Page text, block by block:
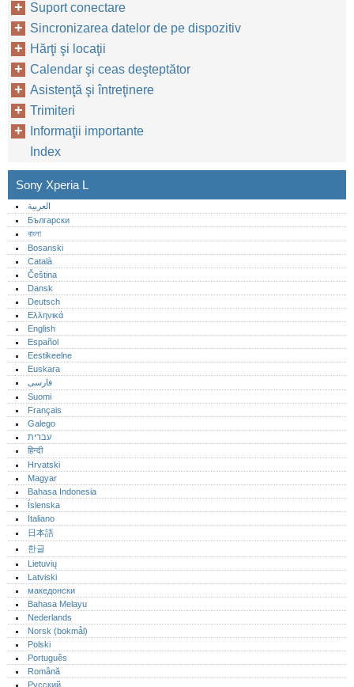
Suport conectare
Sincronizarea datelor de pe dispozitiv
Hărţi şi locaţii
Calendar şi ceas deşteptător
Asistenţă şi întreţinere
Trimiteri
Informaţii importante
Index
Sony Xperia L
العربية
Български
বাংলা
Bosanski
Català
Čeština
Dansk
Deutsch
Ελληνικά
English
Español
Eestikeelne
Euskara
فارسی
Suomi
Français
Galego
עברית
हिन्दी
Hrvatski
Magyar
Bahasa Indonesia
Íslenska
Italiano
日本語
한글
Lietuvių
Latviski
македонски
Bahasa Melayu
Nederlands
Norsk (bokmål)‎
Polski
Português‎
Română
Русский